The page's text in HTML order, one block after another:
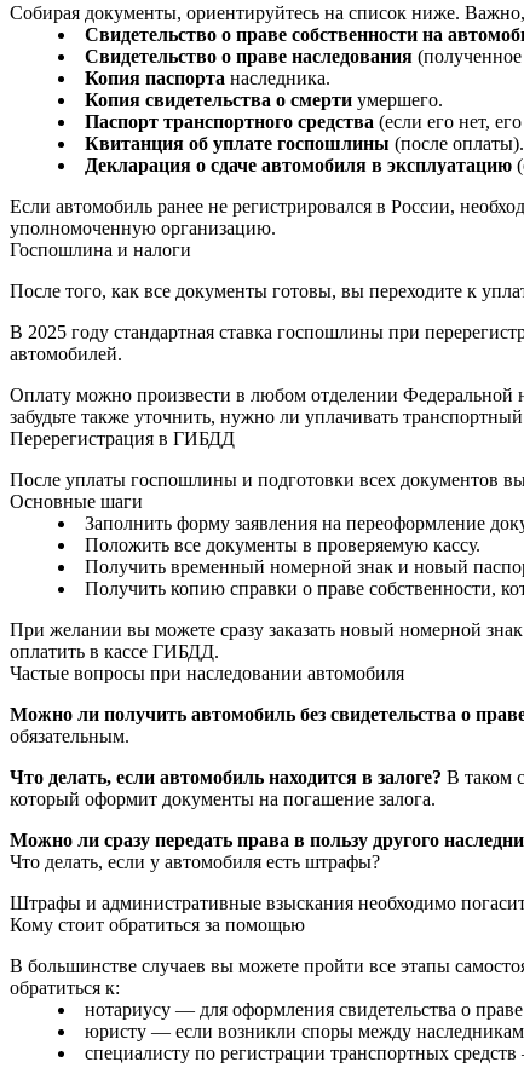
Собирая документы, ориентируйтесь на список ниже.
Свидетельство о праве собственности на
Свидетельство о праве наследования
Копия паспорта наследника.
Копия свидетельства о смерти умершего.
Паспорт транспортного средства (если его нет,
Квитанция об уплате госпошлины (после оплаты).
Декларация о сдаче автомобиля в эксплуатацию
Если автомобиль ранее не регистрировался в России,
уполномоченную организацию.
Госпошлина и налоги
После того, как все документы готовы, вы переходите к
В 2025 году стандартная ставка госпошлины при
автомобилей.
Оплату можно произвести в любом отделении
забудьте также уточнить, нужно ли уплачивать
Перерегистрация в ГИБДД
После уплаты госпошлины и подготовки всех документов
Основные шаги
Заполнить форму заявления на переоформление
Положить все документы в проверяемую кассу.
Получить временный номерной знак и новый
Получить копию справки о праве собственности,
При желании вы можете сразу заказать новый номерной
оплатить в кассе ГИБДД.
Частые вопросы при наследовании автомобиля
Можно ли получить автомобиль без свидетельства о
обязательным.
Что делать, если автомобиль находится в залоге? В таком
который оформит документы на погашение залога.
Можно ли сразу передать права в пользу другого
Что делать, если у автомобиля есть штрафы?
Штрафы и административные взыскания необходимо
Кому стоит обратиться за помощью
В большинстве случаев вы можете пройти все этапы
обратиться к:
нотариусу — для оформления свидетельства о
юристу — если возникли споры между
специалисту по регистрации транспортных